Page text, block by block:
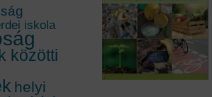
iskola
közötti
helyi